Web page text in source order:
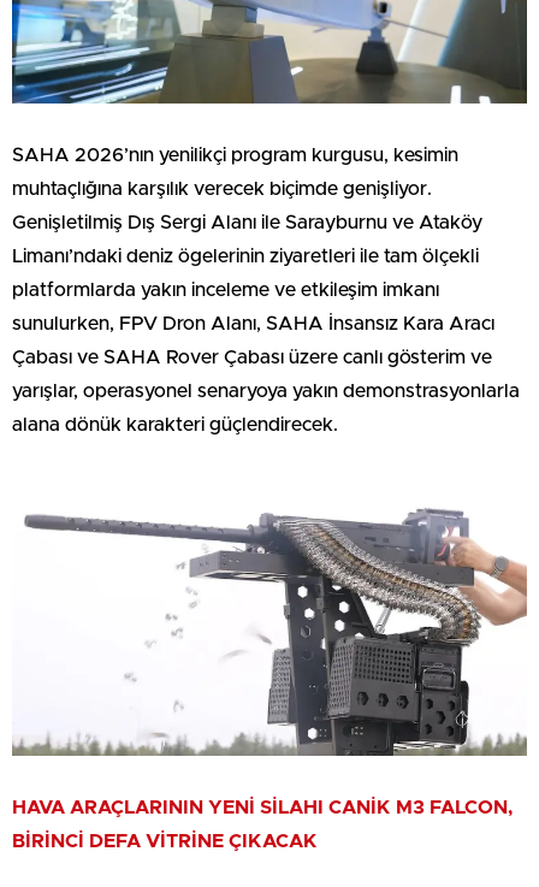
SAHA 2026’nın yenilikçi program kurgusu, kesimin
muhtaçlığına karşılık verecek biçimde genişliyor.
Genişletilmiş Dış Sergi Alanı ile Sarayburnu ve Ataköy
Limanı’ndaki deniz ögelerinin ziyaretleri ile tam ölçekli
platformlarda yakın inceleme ve etkileşim imkanı
sunulurken, FPV Dron Alanı, SAHA İnsansız Kara Aracı
Çabası ve SAHA Rover Çabası üzere canlı gösterim ve
yarışlar, operasyonel senaryoya yakın demonstrasyonlarla
alana dönük karakteri güçlendirecek.
HAVA ARAÇLARININ YENİ SİLAHI CANİK M3 FALCON,
BİRİNCİ DEFA VİTRİNE ÇIKACAK